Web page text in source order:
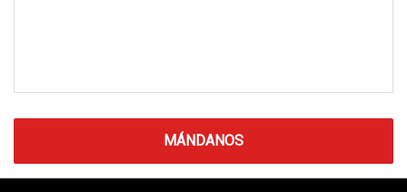
MÁNDANOS